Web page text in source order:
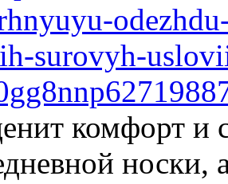
surovyh-
комфорт и
носки,